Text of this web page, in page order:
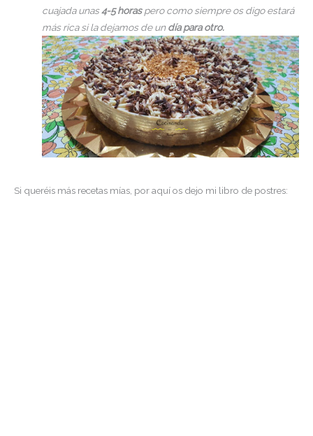
cuajada unas4-5 horaspero como siempre os digo estará
más rica si la dejamos de undía para otro.
Si queréis más recetas mías, por aquí os dejo mi libro de postres: